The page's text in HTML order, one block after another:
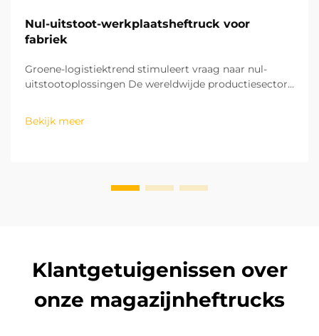
Nul-uitstoot-werkplaatsheftruck voor
fabriek
Groene-logistiektrend stimuleert vraag naar nul-
uitstootoplossingen De wereldwijde productiesector
ontwikkelingsmodel. De resterende logistieke
processen in fabrieken zijn cruciaal voor het bereiken
Bekijk meer
Klantgetuigenissen over
onze magazijnheftrucks